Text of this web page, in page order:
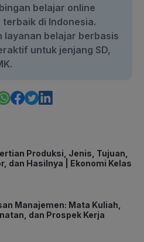
belajar online
di Indonesia.
layanan belajar berbasis
untuk jenjang SD,
Produksi, Jenis, Tujuan,
dan Hasilnya | Ekonomi Kelas
Manajemen: Mata Kuliah,
dan Prospek Kerja